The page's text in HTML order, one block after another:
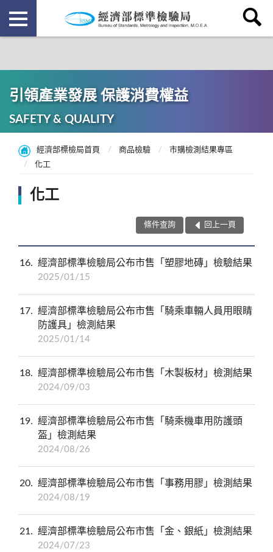
引領產業發展 保護消費權益
SAFETY & QUALITY
經濟部標檢局首頁 商品檢驗
市購檢測結果專區
化工
化工
條件查詢 回上一頁
16 經濟部標準檢驗局公布市售「塑膠地磚」檢驗結果
2025/01/15
17
經濟部標準檢驗局公布市售「騎乘車輛人員用眼睛
防護具」檢測結果
2025/01/14
18 經濟部標準檢驗局公布市售「木製板材」檢測結果
2024/09/03
19
經濟部標準檢驗局公布市售「騎乘機車用防護頭
盔」檢測結果
2024/08/26
20 經濟部標準檢驗局公布市售「事務用膠」檢測結果
2024/08/19
21 經濟部標準檢驗局公布市售「金、銀紙」檢測結果
2024/07/23